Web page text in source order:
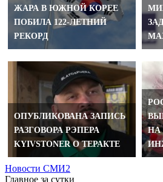
ЖАРА В ЮЖНОЙ КОРЕЕ
ПОБИЛА 122-ЛЕТНИЙ
РЕКОРД
ОПУБЛИКОВАНА ЗАПИСЬ
РАЗГОВОРА РЭПЕРА
KYIVSTONER О ТЕРАКТЕ
НА
Новости СМИ2
Главное за сутки